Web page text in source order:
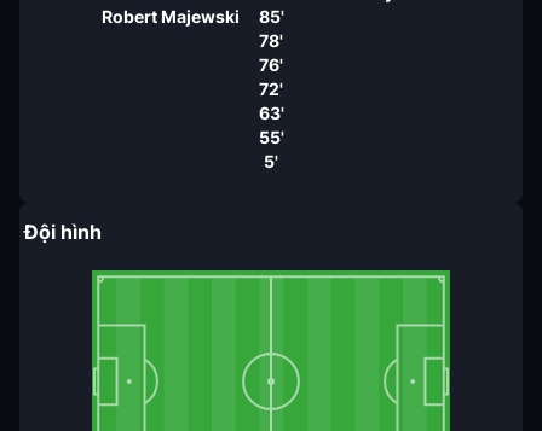
Robert Majewski
85'
78'
76'
72'
63'
55'
5'
Đội hình